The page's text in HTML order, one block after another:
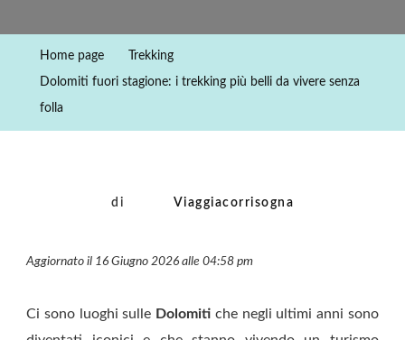
Home page Trekking
Dolomiti fuori stagione: i trekking più belli da vivere senza
folla
di Viaggiacorrisogna
Aggiornato il 16 Giugno 2026 alle 04:58 pm
Ci sono luoghi sulle Dolomiti che negli ultimi anni sono